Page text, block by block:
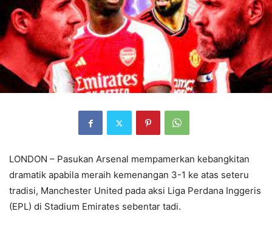
LONDON – Pasukan Arsenal mempamerkan kebangkitan
dramatik apabila meraih kemenangan 3-1 ke atas seteru
tradisi, Manchester United pada aksi Liga Perdana Inggeris
(EPL) di Stadium Emirates sebentar tadi.